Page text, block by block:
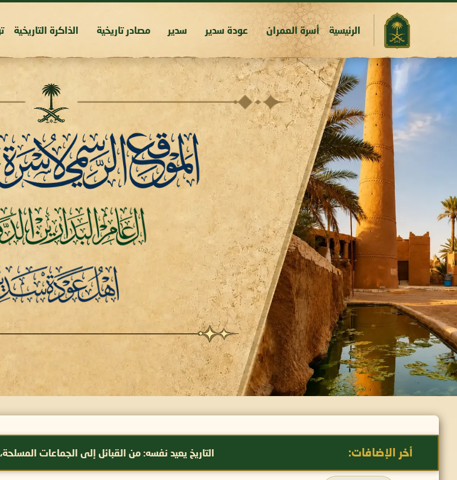
الرئيسية أسرة العمران عودة سدير سدير مصادر تاريخية الذاكرة التاريخية
أخر الإضافات: التاريخ يعيد نفسه: من القبائل إلى الجماعات المسلحة، ومن